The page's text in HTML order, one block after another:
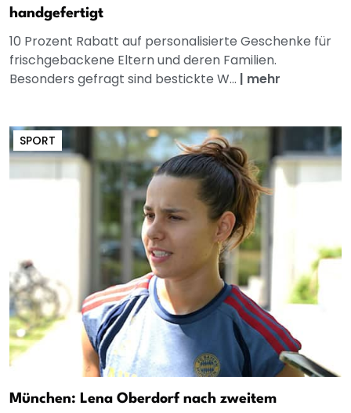
handgefertigt
10 Prozent Rabatt auf personalisierte Geschenke für
frischgebackene Eltern und deren Familien.
Besonders gefragt sind bestickte W... | mehr
SPORT
München: Lena Oberdorf nach zweitem